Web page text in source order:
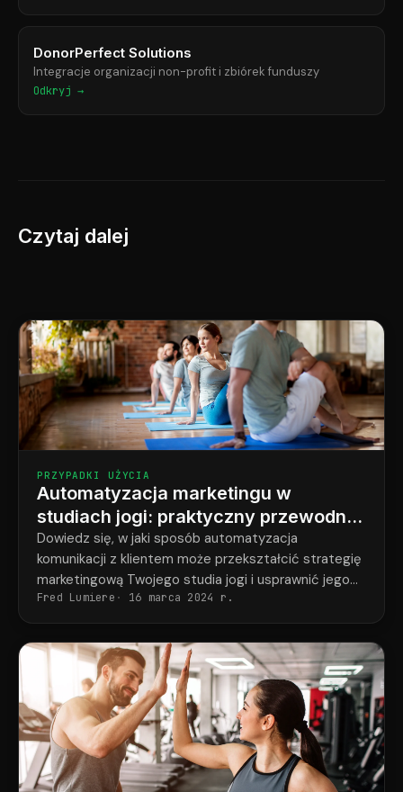
DonorPerfect Solutions
Integracje organizacji non-profit i zbiórek funduszy
Odkryj →
Czytaj dalej
PRZYPADKI UŻYCIA
Automatyzacja marketingu w
studiach jogi: praktyczny przewodnik
dla właścicieli
Dowiedz się, w jaki sposób automatyzacja
komunikacji z klientem może przekształcić strategię
marketingową Twojego studia jogi i usprawnić jego
działanie.
Fred Lumiere 16 marca 2024 r.